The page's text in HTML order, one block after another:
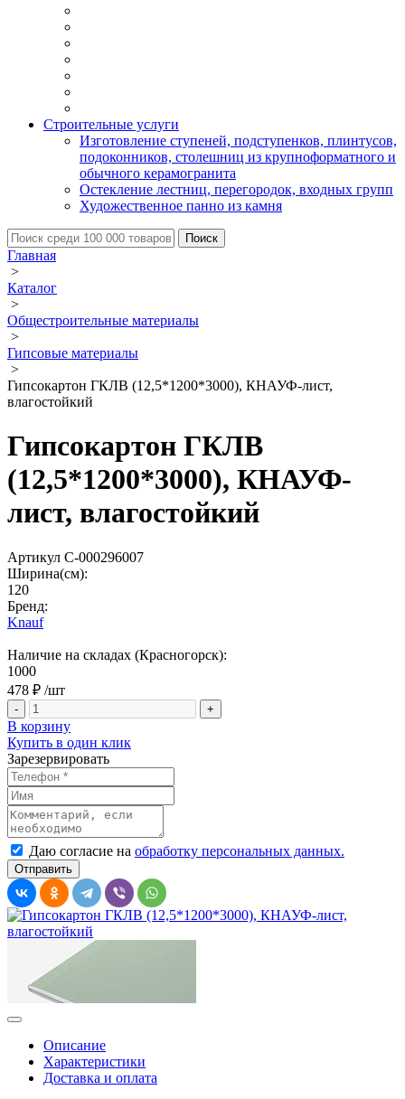
Строительные услуги
Изготовление ступеней, подступенков, плинтусов,
подоконников, столешниц из крупноформатного и
обычного керамогранита
Остекление лестниц, перегородок, входных групп
Художественное панно из камня
Главная
>
Каталог
>
Общестроительные материалы
>
Гипсовые материалы
>
Гипсокартон ГКЛВ (12,5*1200*3000), КНАУФ-лист,
влагостойкий
Гипсокартон ГКЛВ
(12,5*1200*3000), КНАУФ-
лист, влагостойкий
Артикул С-000296007
Ширина(см):
120
Бренд:
Knauf
Наличие на складах (Красногорск):
1000
478 ₽ /шт
- +
В корзину
Купить в один клик
Зарезервировать
Даю согласие на обработку персональных данных.
Описание
Характеристики
Доставка и оплата